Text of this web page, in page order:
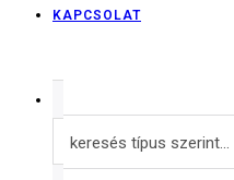
KAPCSOLAT